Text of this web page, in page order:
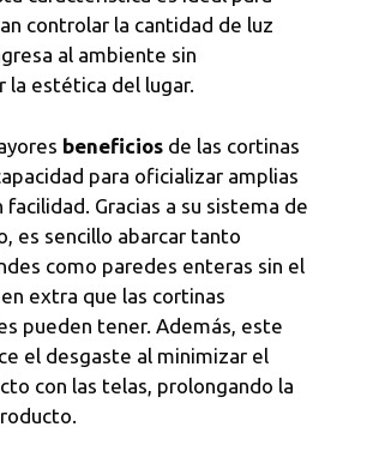
controlar la cantidad de luz
al ambiente sin
la estética del lugar.
beneficios de las cortinas
para oficializar amplias
facilidad. Gracias a su sistema de
es sencillo abarcar tanto
como paredes enteras sin el
extra que las cortinas
pueden tener. Además, este
el desgaste al minimizar el
con las telas, prolongando la